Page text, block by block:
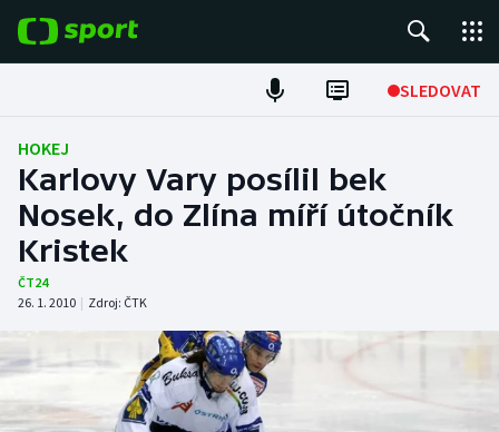
SLEDOVAT
Fotbal
Hokej
Tenis
Atletika
DALŠÍ SPORTY
HOKEJ
Karlovy Vary posílil bek
Nosek, do Zlína míří útočník
Kristek
ČT24
26. 1. 2010 | Zdroj: ČTK